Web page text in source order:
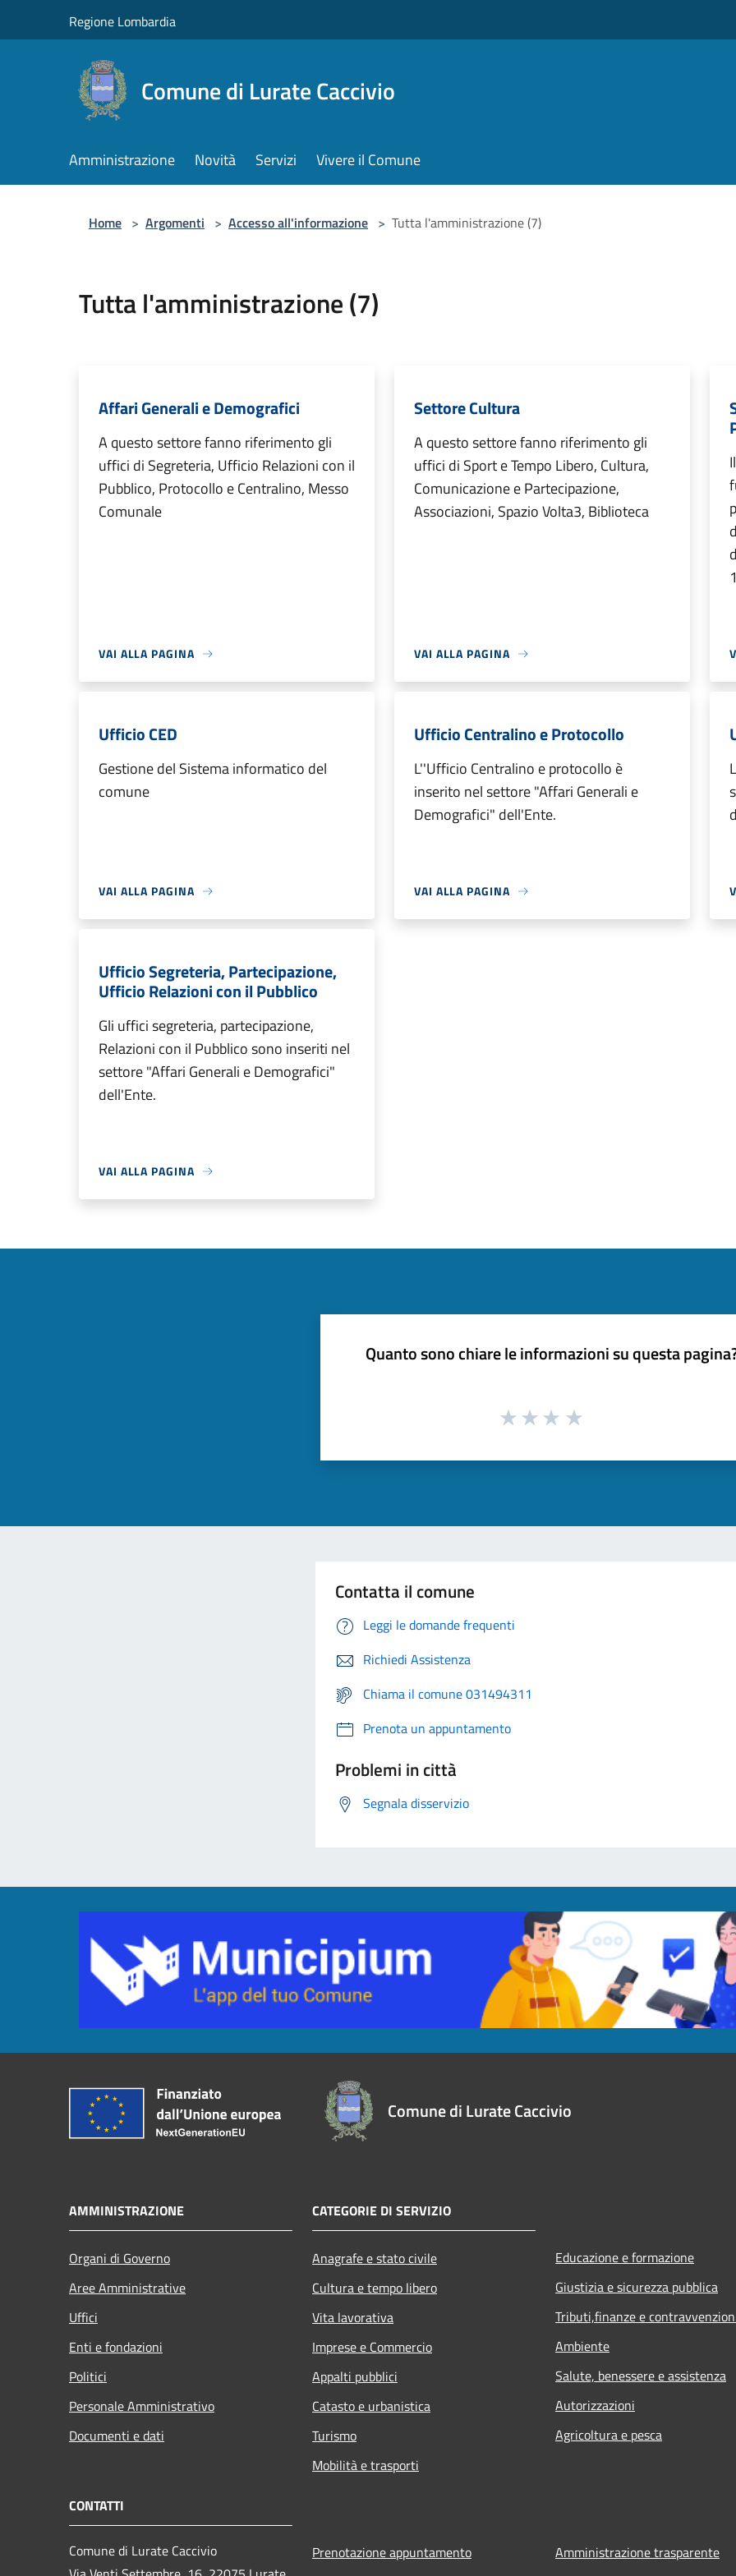
Regione Lombardia
Comune di Lurate Caccivio
Amministrazione Novità Servizi Vivere il Comune
Home > Argomenti > Accesso all'informazione > Tutta l'amministrazione (7)
Tutta l'amministrazione (7)
Affari Generali e Demografici
A questo settore fanno riferimento gli
uffici di Segreteria, Ufficio Relazioni con il
Pubblico, Protocollo e Centralino, Messo
Comunale
VAI ALLA PAGINA
Settore Cultura
A questo settore fanno riferimento gli
uffici di Sport e Tempo Libero, Cultura,
Comunicazione e Partecipazione,
Associazioni, Spazio Volta3, Biblioteca
VAI ALLA PAGINA
Ufficio CED
Gestione del Sistema informatico del
comune
VAI ALLA PAGINA
Ufficio Centralino e Protocollo
L''Ufficio Centralino e protocollo è
inserito nel settore "Affari Generali e
Demografici" dell'Ente.
VAI ALLA PAGINA
Ufficio Segreteria, Partecipazione,
Ufficio Relazioni con il Pubblico
Gli uffici segreteria, partecipazione,
Relazioni con il Pubblico sono inseriti nel
settore "Affari Generali e Demografici"
dell'Ente.
VAI ALLA PAGINA
Quanto sono chiare le informazioni su questa
Contatta il comune
Leggi le domande frequenti
Richiedi Assistenza
Chiama il comune 031494311
Prenota un appuntamento
Problemi in città
Segnala disservizio
Comune di Lurate Caccivio
AMMINISTRAZIONE
Organi di Governo
Aree Amministrative
Uffici
Enti e fondazioni
Politici
Personale Amministrativo
Documenti e dati
CATEGORIE DI SERVIZIO
Anagrafe e stato civile
Cultura e tempo libero
Vita lavorativa
Imprese e Commercio
Appalti pubblici
Catasto e urbanistica
Turismo
Mobilità e trasporti
Educazione e formazione
Giustizia e sicurezza pubblica
Tributi,finanze e
Ambiente
Salute, benessere e assistenza
Autorizzazioni
Agricoltura e pesca
CONTATTI
Comune di Lurate Caccivio
Prenotazione appuntamento
Amministrazione trasparente